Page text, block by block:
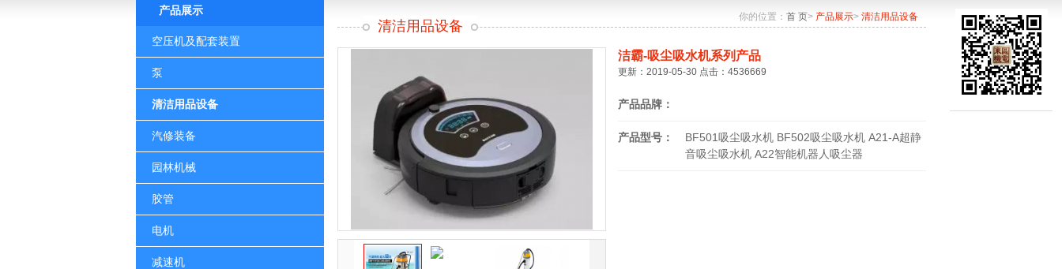
产品展示
空压机及配套装置
泵
清洁用品设备
汽修装备
园林机械
胶管
电机
减速机
你的位置： 首 页> 产品展示> 清洁用品设备
清洁用品设备
洁霸-吸尘吸水机系列产品
更新：2019-05-30 点击：4536669
产品品牌：
产品型号：
BF501吸尘吸水机 BF502吸尘吸水机 A21-A超静
音吸尘吸水机 A22智能机器人吸尘器